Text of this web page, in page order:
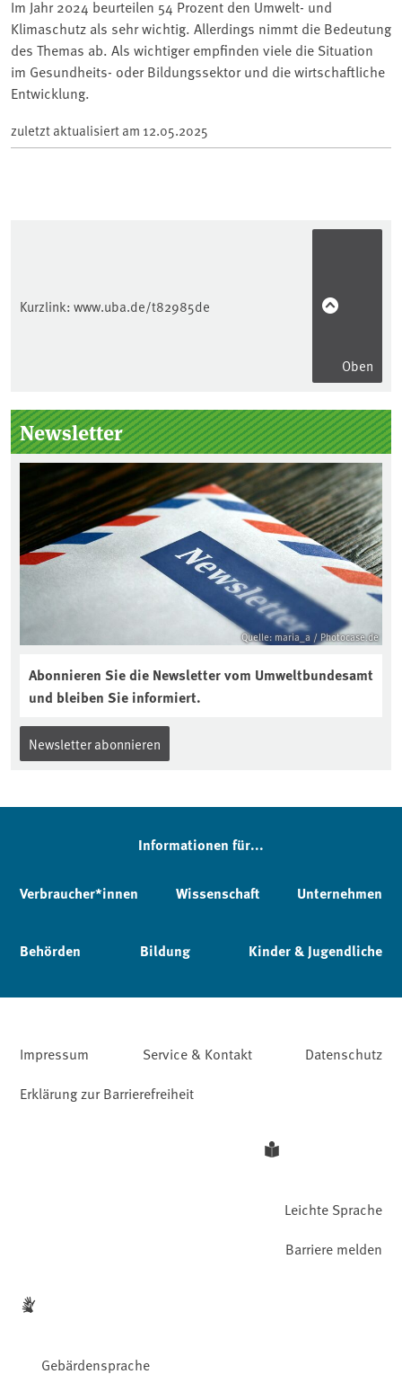
Im Jahr 2024 beurteilen 54 Prozent den Umwelt- und
Klimaschutz als sehr wichtig. Allerdings nimmt die Bedeutung
des Themas ab. Als wichtiger empfinden viele die Situation
im Gesundheits- oder Bildungssektor und die wirtschaftliche
Entwicklung.
zuletzt aktualisiert am 12.05.2025
Kurzlink: www.uba.de/t82985de
Oben
Seitenleiste
Newsletter
Quelle: maria_a / Photocase.de
Abonnieren Sie die Newsletter vom Umweltbundesamt
und bleiben Sie informiert.
Newsletter abonnieren
Informationen für...
Verbraucher*innen Wissenschaft Unternehmen
Behörden Bildung Kinder & Jugendliche
Impressum Service & Kontakt
Datenschutz
Erklärung zur Barrierefreiheit
Leichte Sprache
Gebärdensprache
Barriere melden